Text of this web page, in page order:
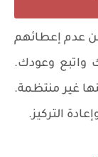
عدم إعطائهم
واتبع وعودك.
غير منتظمة.
التركيز.